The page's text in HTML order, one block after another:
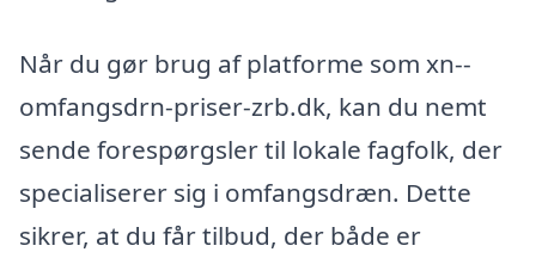
Når du gør brug af platforme som xn--
omfangsdrn-priser-zrb.dk, kan du nemt
sende forespørgsler til lokale fagfolk, der
specialiserer sig i omfangsdræn. Dette
sikrer, at du får tilbud, der både er